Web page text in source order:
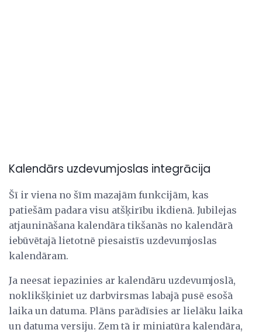
Kalendārs uzdevumjoslas integrācija
Šī ir viena no šīm mazajām funkcijām, kas
patiešām padara visu atšķirību ikdienā. Jubilejas
atjaunināšana kalendāra tikšanās no kalendārā
iebūvētajā lietotnē piesaistīs uzdevumjoslas
kalendāram.
Ja neesat iepazinies ar kalendāru uzdevumjoslā,
noklikšķiniet uz darbvirsmas labajā pusē esošā
laika un datuma. Plāns parādīsies ar lielāku laika
un datuma versiju. Zem tā ir miniatūra kalendāra,